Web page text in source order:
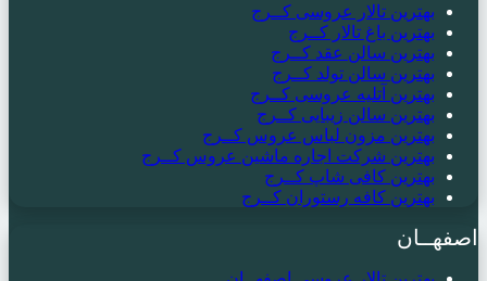
بهترین تالار عروسی کــرج
بهترین باغ تالار کــرج
بهترین سالن عقد کــرج
بهترین سالن تولد کــرج
بهترین آتلیه عروسی کــرج
بهترین سالن زیبایی کــرج
بهترین مزون لباس عروس کــرج
بهترین شرکت اجاره ماشین عروس کــرج
بهترین کافی شاپ کــرج
بهترین کافه رستوران کــرج
اصفهــان